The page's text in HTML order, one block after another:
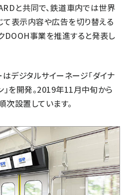
と共同で、鉄道車内では世界
表示内容や広告を切り替える
DOOH事業を推進すると発表し
はデジタルサイーネージ「ダイナ
」を開発。2019年11月中旬から
設置しています。